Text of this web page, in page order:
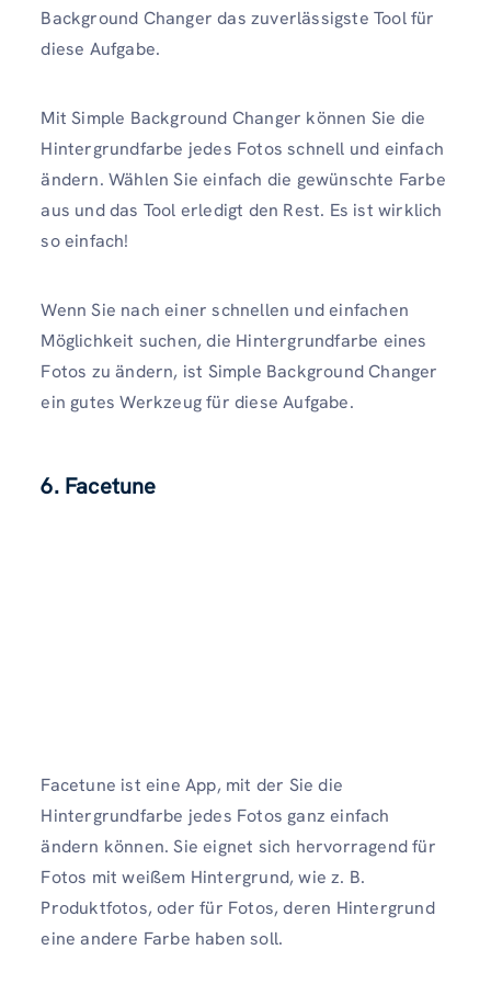
Background Changer das zuverlässigste Tool für
diese Aufgabe.
Mit Simple Background Changer können Sie die
Hintergrundfarbe jedes Fotos schnell und einfach
ändern. Wählen Sie einfach die gewünschte Farbe
aus und das Tool erledigt den Rest. Es ist wirklich
so einfach!
Wenn Sie nach einer schnellen und einfachen
Möglichkeit suchen, die Hintergrundfarbe eines
Fotos zu ändern, ist Simple Background Changer
ein gutes Werkzeug für diese Aufgabe.
6. Facetune
Facetune ist eine App, mit der Sie die
Hintergrundfarbe jedes Fotos ganz einfach
ändern können. Sie eignet sich hervorragend für
Fotos mit weißem Hintergrund, wie z. B.
Produktfotos, oder für Fotos, deren Hintergrund
eine andere Farbe haben soll.